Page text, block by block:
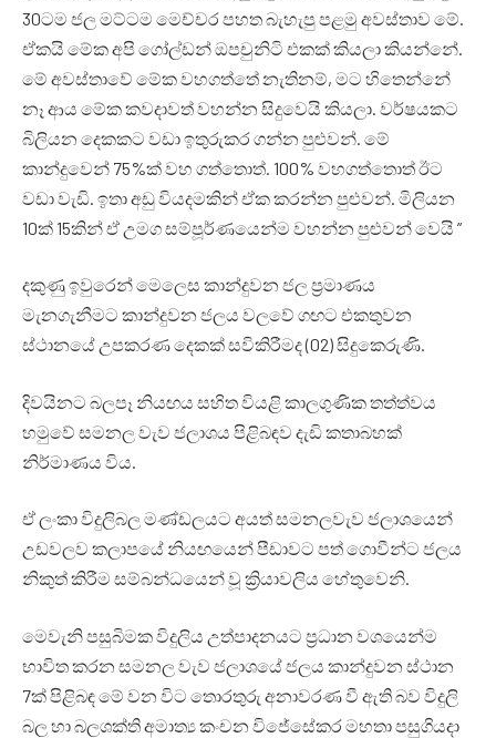
30ටම ජල මට්ටම මෙච්චර පහත බැහැපු පළමු අවස්තාව මේ.
ඒකයි මේක අපි ගෝල්ඩන් ඔපචුනිටි එකක් කියලා කියන්නේ.
මේ අවස්තාවේ මේක වහගත්තේ නැතිනම්, මට හිතෙන්නේ
නෑ ආය මේක කවදාවත් වහන්න සිදුවෙයි කියලා. වර්ෂයකට
බිලියන දෙකකට වඩා ඉතුරුකර ගන්න පුළුවන්. මේ
කාන්දුවෙන් 75%ක් වහ ගත්තොත්. 100% වහගත්තොත් ඊට
වඩා වැඩි. ඉතා අඩු වියදමකින් ඒක කරන්න පුළුවන්. මිලියන
10ක් 15කින් ඒ උමග සම්පූර්ණයෙන්ම වහන්න පුළුවන් වෙයි ”
දකුණු ඉවුරෙන් මෙලෙස කාන්දුවන ජල ප්‍රමාණය
මැනගැනීමට කාන්දුවන ජලය වලවේ ගඟට එකතුවන
ස්ථානයේ උපකරණ දෙකක් සවිකිරීමද (02) සිදුකෙරුණි.
දිවයිනට බලපෑ නියඟය සහිත වියළි කාලගුණික තත්ත්වය
හමුවේ සමනල වැව ජලාශය පිළිබඳව දැඩි කතාබහක්
නිර්මාණය විය.
ඒ ලංකා විදුලිබල මණ්ඩලයට අයත් සමනලවැව ජලාශයෙන්
උඩවලව කලාපයේ නියඟයෙන් පීඩාවට පත් ගොවීන්ට ජලය
නිකුත් කිරීම සම්බන්ධයෙන් වූ ක්‍රියාවලිය හේතුවෙනි.
මෙවැනි පසුබිමක විදුලිය උත්පාදනයට ප්‍රධාන වශයෙන්ම
භාවිත කරන සමනල වැව ජලාශයේ ජලය කාන්දුවන ස්ථාන
7ක් පිළිබඳ මේ වන විට තොරතුරු අනාවරණ වී ඇති බව විදුලි
බල හා බලශක්ති අමාත්‍ය කංචන විජේසේකර මහතා පසුගියදා